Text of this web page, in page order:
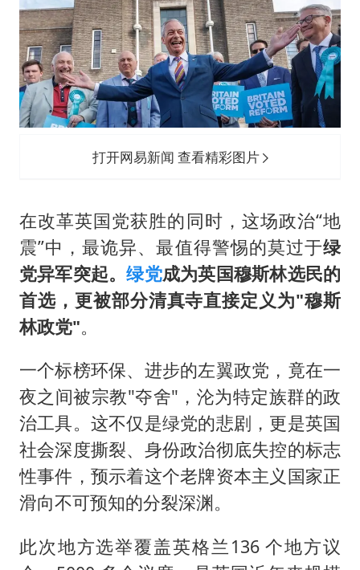
构建更高水平的全民健身公共服务体系
打开网易新闻 查看精彩图片
在改革英国党获胜的同时，这场政治“地
震”中，最诡异、最值得警惕的莫过于绿
党异军突起。绿党成为英国穆斯林选民的
首选，更被部分清真寺直接定义为"穆斯
林政党"。
一个标榜环保、进步的左翼政党，竟在一
夜之间被宗教"夺舍"，沦为特定族群的政
治工具。这不仅是绿党的悲剧，更是英国
社会深度撕裂、身份政治彻底失控的标志
性事件，预示着这个老牌资本主义国家正
滑向不可预知的分裂深渊。
此次地方选举覆盖英格兰136 个地方议